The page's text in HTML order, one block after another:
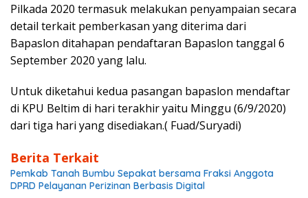
Pilkada 2020 termasuk melakukan penyampaian secara
detail terkait pemberkasan yang diterima dari
Bapaslon ditahapan pendaftaran Bapaslon tanggal 6
September 2020 yang lalu.
Untuk diketahui kedua pasangan bapaslon mendaftar
di KPU Beltim di hari terakhir yaitu Minggu (6/9/2020)
dari tiga hari yang disediakan.( Fuad/Suryadi)
Berita Terkait
Pemkab Tanah Bumbu Sepakat bersama Fraksi Anggota
DPRD Pelayanan Perizinan Berbasis Digital